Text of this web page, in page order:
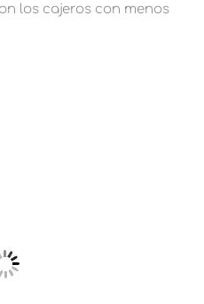
los cajeros con menos